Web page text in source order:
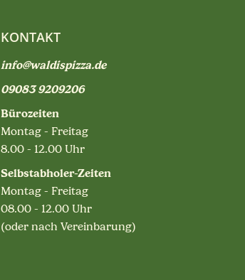
KONTAKT
info@waldispizza.de
09083 9209206
Bürozeiten
Montag - Freitag
8.00 - 12.00 Uhr
Selbstabholer-Zeiten
Montag - Freitag
08.00 - 12.00 Uhr
(oder nach Vereinbarung)